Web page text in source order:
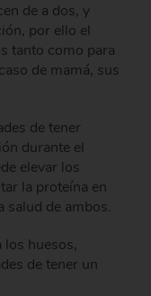
de a dos, y
por ello el
tanto como para
de mamá, sus
de tener
durante el
elevar los
la proteína en
salud de ambos.
los huesos,
de tener un